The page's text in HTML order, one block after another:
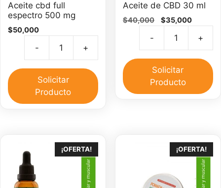
Aceite cbd full
espectro 500 mg
$50,000
-
full
espectro
+
Solicitar
Producto
Aceite de CBD 30 ml
$40,000
El
original
era:
$40,000.
$35,000El
actual
es:
- +
Solicitar
Producto
¡OFERTA! ¡OFERTA!